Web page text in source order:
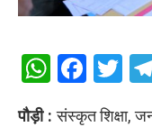
पौड़ी : संस्कृत शिक्षा,